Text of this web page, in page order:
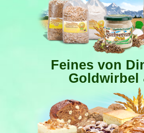
Feines von
Goldwirbel